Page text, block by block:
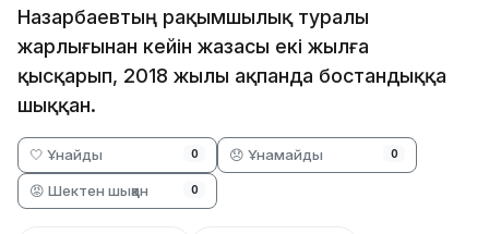
Назарбаевтың рақымшылық туралы
жарлығынан кейін жазасы екі жылға
қысқарып, 2018 жылы ақпанда бостандыққа
шыққан.
🤍 Ұнайды 0 😞 Ұнамайды 0
😡 Шектен шыққан 0